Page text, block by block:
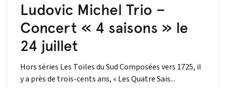
Ludovic Michel Trio –
Concert « 4 saisons » le
24 juillet
Hors séries Les Toiles du Sud Composées vers 1725, il
y a près de trois-cents ans, « Les Quatre Sais...